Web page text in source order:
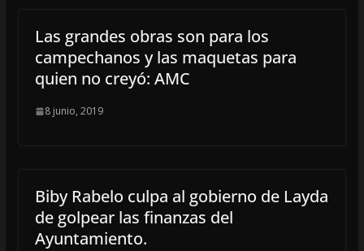
Las grandes obras son para los
campechanos y las maquetas para
quien no creyó: AMC
8 junio, 2019
Biby Rabelo culpa al gobierno de Layda
de golpear las finanzas del
Ayuntamiento.